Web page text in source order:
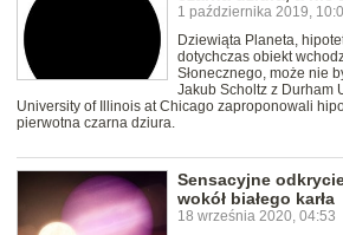
1 października 2019,
Dziewiąta Planeta,
dotychczas obiekt
Słonecznego, może nie
Jakub Scholtz z Durham
University of Illinois at Chicago zaproponowali
pierwotna czarna dziura.
Sensacyjne
wokół białego karła
18 września 2020, 04:53